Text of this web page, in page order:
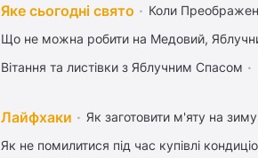
Яке сьогодні свято Коли
Що не можна робити на Медовий,
Вітання та листівки з Яблучним Спасом
Лайфхаки Як заготовити м'яту на
Як не помилитися під час купівлі